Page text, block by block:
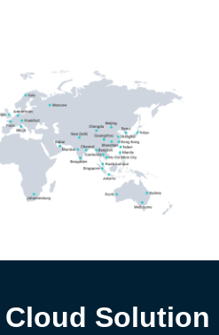
Solution